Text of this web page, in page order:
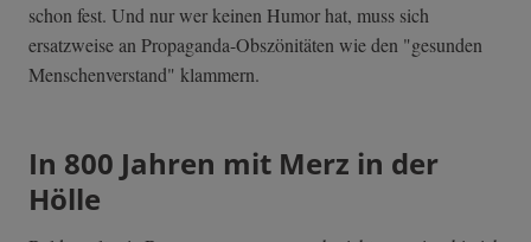
schon fest. Und nur wer keinen Humor hat, muss sich
ersatzweise an Propaganda-Obszönitäten wie den "gesunden
Menschenverstand" klammern.
In 800 Jahren mit Merz in der
Hölle